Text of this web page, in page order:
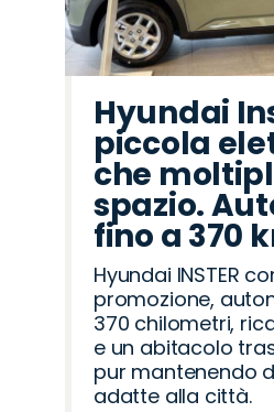
Hyundai
piccola
che
spazio.
fino a 370
Hyundai INSTER
promozione,
370 chilometri,
e un abitacolo
pur mantenendo
adatte alla città.